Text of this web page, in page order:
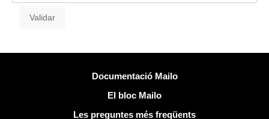
Documentació Mailo
El bloc Mailo
Les preguntes més freqüents